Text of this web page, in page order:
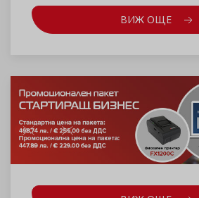
ВИЖ ОЩЕ